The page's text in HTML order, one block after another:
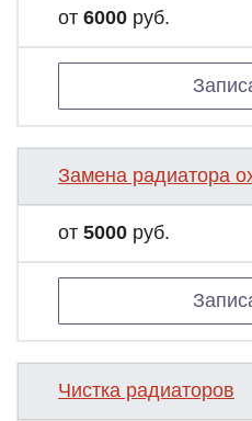
от 6000 руб.
Замена радиатора
от 5000 руб.
Чистка радиаторов